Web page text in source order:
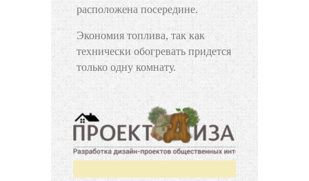
расположена посередине.
Экономия топлива, так как
технически обогревать придется
только одну комнату.